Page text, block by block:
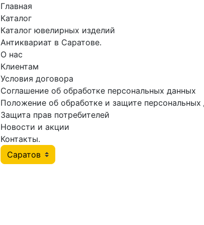
Главная
Каталог
Каталог ювелирных изделий
Антиквариат в Саратове.
О нас
Клиентам
Условия договора
Соглашение об обработке персональных данных
Положение об обработке и защите персональных
Защита прав потребителей
Новости и акции
Контакты.